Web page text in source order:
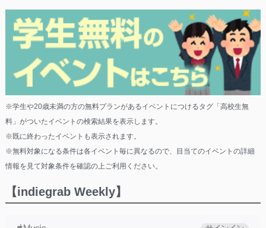
※学生や20歳未満の方の無料プランがあるイベントにつけるタグ「高校生無
料」がついたイベントの検索結果を表示します。
※既に終わったイベントも表示されます。
※無料対象になる条件は各イベント毎に異なるので、目当てのイベントの詳細
情報を見て対象条件を確認の上ご利用ください。
【indiegrab Weekly】